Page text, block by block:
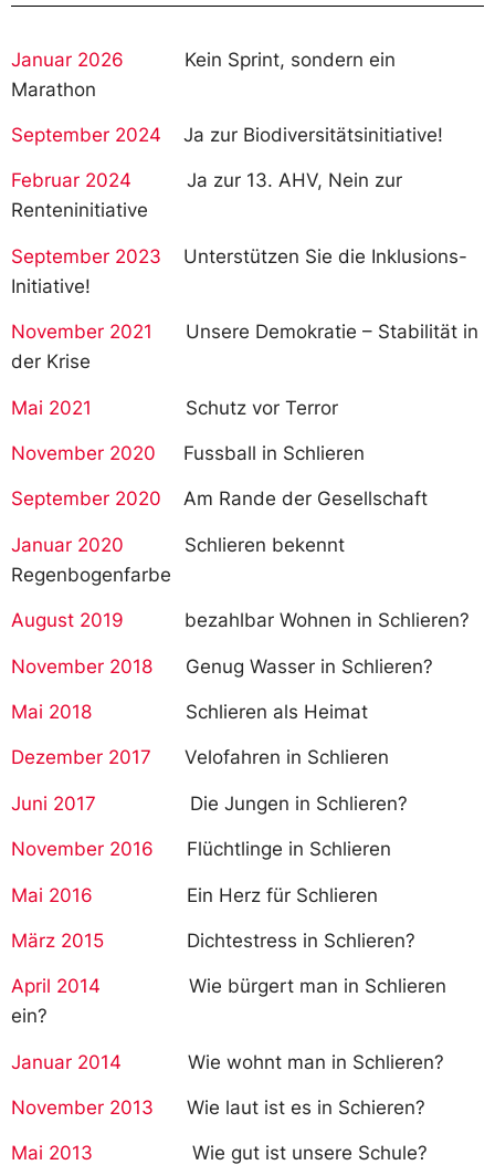
Januar 2026 Kein Sprint, sondern ein
Marathon
September 2024 Ja zur Biodiversitätsinitiative!
Februar 2024 Ja zur 13. AHV, Nein zur
Renteninitiative
September 2023 Unterstützen Sie die Inklusions-
Initiative!
November 2021 Unsere Demokratie – Stabilität in
der Krise
Mai 2021 Schutz vor Terror
November 2020 Fussball in Schlieren
September 2020 Am Rande der Gesellschaft
Januar 2020 Schlieren bekennt
Regenbogenfarbe
August 2019 bezahlbar Wohnen in Schlieren?
November 2018 Genug Wasser in Schlieren?
Mai 2018 Schlieren als Heimat
Dezember 2017 Velofahren in Schlieren
Juni 2017 Die Jungen in Schlieren?
November 2016 Flüchtlinge in Schlieren
Mai 2016 Ein Herz für Schlieren
März 2015 Dichtestress in Schlieren?
April 2014 Wie bürgert man in Schlieren
ein?
Januar 2014 Wie wohnt man in Schlieren?
November 2013 Wie laut ist es in Schieren?
Mai 2013 Wie gut ist unsere Schule?